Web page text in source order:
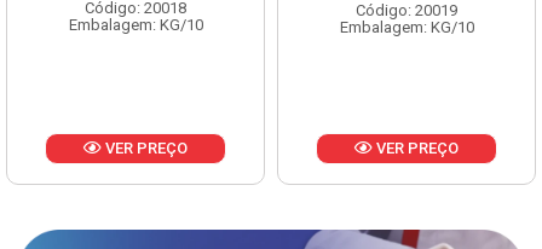
Código: 20019
Embalagem: KG/10
VER PREÇO
Código: 20161
Embalagem: KG/10
VER PREÇO